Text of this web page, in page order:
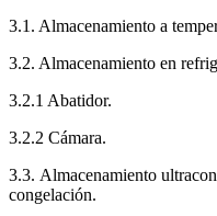
3.1. Almacenamiento a
3.2. Almacenamiento en
3.2.1 Abatidor.
3.2.2 Cámara.
3.3. Almacenamiento
congelación.